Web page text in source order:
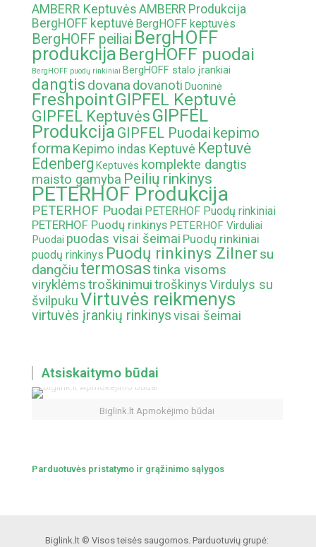
AMBERR Keptuvės AMBERR Produkcija
BergHOFF keptuvė BergHOFF keptuvės
BergHOFF peiliai BergHOFF
produkcija BergHOFF puodai
BergHOFF puodų rinkiniai BergHOFF stalo įrankiai
dangtis dovana dovanoti Duoninė
FreshpointGIPFEL Keptuvė
GIPFEL Keptuvės GIPFEL
Produkcija GIPFEL Puodai kepimo
forma Kepimo indas Keptuvė Keptuvė
Edenberg Keptuvės komplekte dangtis
maisto gamyba Peilių rinkinys
PETERHOF Produkcija
PETERHOF Puodai PETERHOF Puodų rinkiniai
PETERHOF Puodų rinkinys PETERHOF Virduliai
Puodai puodas visai šeimai Puodų rinkiniai
puodų rinkinys Puodų rinkinys Zilnersu
dangčiu termosastinka visoms
viryklėmstroškinimuitroškinysVirdulys su
švilpukuVirtuvės reikmenys
virtuvės įrankių rinkinysvisai šeimai
Atsiskaitymo būdai
Biglink.lt Apmokėjimo būdai
Parduotuvės pristatymo ir grąžinimo sąlygos
Biglink.lt © Visos teisės saugomos. Parduotuvių grupė: